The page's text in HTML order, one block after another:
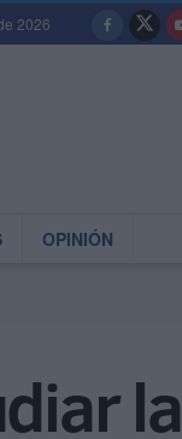
2026
OPINIÓN
la